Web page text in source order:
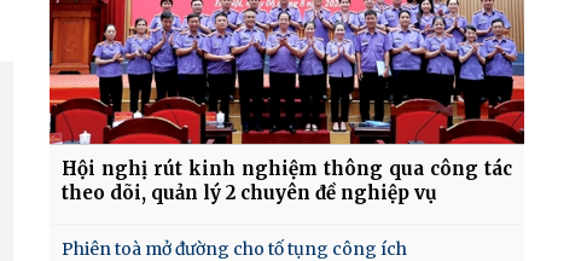
Hội nghị rút kinh nghiệm thông qua công tác
theo dõi, quản lý 2 chuyên đề nghiệp vụ
Phiên toà mở đường cho tố tụng công ích